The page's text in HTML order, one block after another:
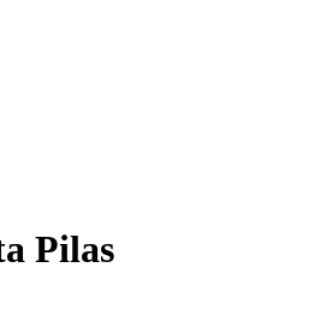
Pilas